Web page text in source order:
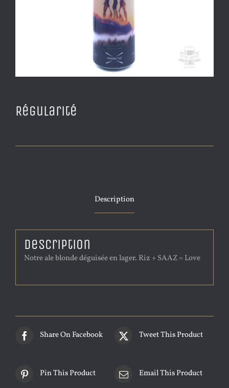
Régularité
Description
Description
Notre ale blonde déguisée en lager. Riz + SAAZ = Love
Share On Facebook Tweet This Product
Pin This Product Email This Product